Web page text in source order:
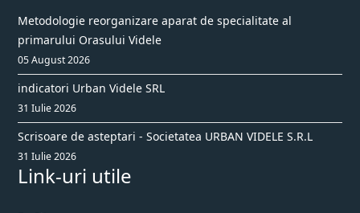
Metodologie reorganizare aparat de specialitate al
primarului Orasului Videle
05 August 2026
indicatori Urban Videle SRL
31 Iulie 2026
Scrisoare de asteptari - Societatea URBAN VIDELE S.R.L
31 Iulie 2026
Link-uri utile